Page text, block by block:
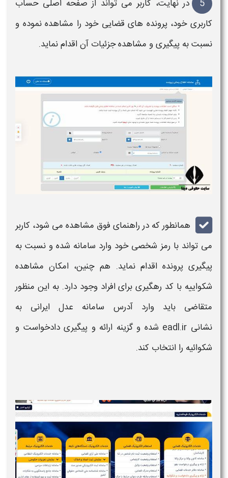
5
در نهایت، کاربر می تواند از صفحه اصلی حساب
کاربری خود،پرونده های قضایی خود را مشاهدهنموده و
نسبت به پیگیریو مشاهدهجزئیات آن اقدام نماید.
همانطور که در راهنمای فوق مشاهده می شود، کاربر
می تواند با رمز شخصیخود وارد سامانه شده و نسبت به
پیگیری پرونده اقدام نماید. هم چنین، امکان مشاهده
شکواییه با کد رهگیریبرای افراد وجود دارد. به این منظور
متقاضی باید وارد آدرس سامانه عدل ایرانی به
نشانی eadl.ir شده و گزینه ارائه و
پیگیری دادخواست و
شکوائیه را انتخاب کند.